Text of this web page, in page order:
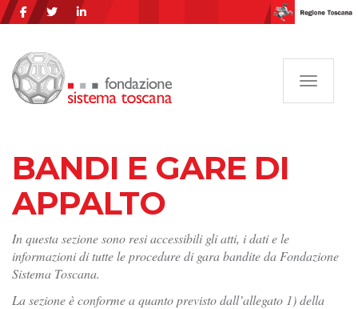
BANDI E GARE DI
APPALTO
In questa sezione sono resi accessibili gli atti, i dati e le
informazioni di tutte le procedure di gara bandite da Fondazione
Sistema Toscana.
La sezione è conforme a quanto previsto dall’allegato 1) della